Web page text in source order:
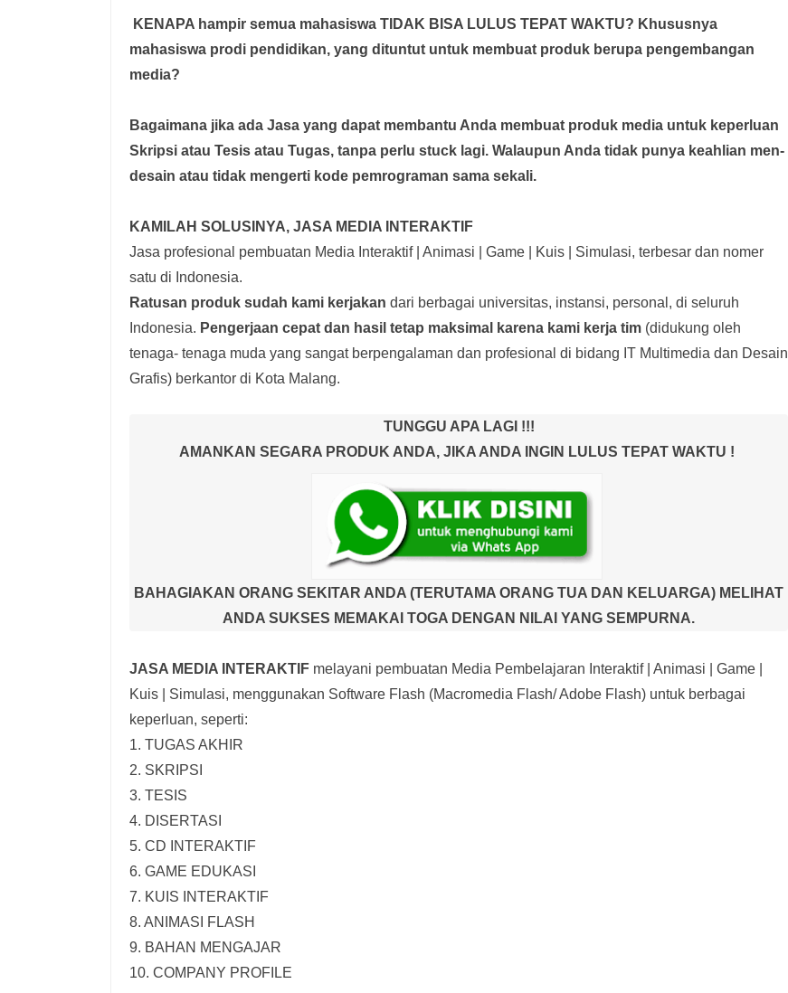
KENAPA hampir semua mahasiswa TIDAK BISA LULUS TEPAT WAKTU? Khususnya
mahasiswa prodi pendidikan, yang dituntut untuk membuat produk berupa pengembangan
media?
Bagaimana jika ada Jasa yang dapat membantu Anda membuat produk media untuk keperluan
Skripsi atau Tesis atau Tugas, tanpa perlu stuck lagi. Walaupun Anda tidak punya keahlian men-
desain atau tidak mengerti kode pemrograman sama sekali.
KAMILAH SOLUSINYA, JASA MEDIA INTERAKTIF
Jasa profesional pembuatan Media Interaktif | Animasi | Game | Kuis | Simulasi, terbesar dan nomer
satu di Indonesia.
Ratusan produk sudah kami kerjakan dari berbagai universitas, instansi, personal, di seluruh
Indonesia. Pengerjaan cepat dan hasil tetap maksimal karena kami kerja tim (didukung oleh
tenaga- tenaga muda yang sangat berpengalaman dan profesional di bidang IT Multimedia dan Desain
Grafis) berkantor di Kota Malang.
TUNGGU APA LAGI !!!
AMANKAN SEGARA PRODUK ANDA, JIKA ANDA INGIN LULUS TEPAT WAKTU !
BAHAGIAKAN ORANG SEKITAR ANDA (TERUTAMA ORANG TUA DAN KELUARGA) MELIHAT
ANDA SUKSES MEMAKAI TOGA DENGAN NILAI YANG SEMPURNA.
JASA MEDIA INTERAKTIF melayani pembuatan Media Pembelajaran Interaktif| Animasi | Game |
Kuis | Simulasi, menggunakan Software Flash (Macromedia Flash/ Adobe Flash) untuk berbagai
keperluan, seperti:
1. TUGAS AKHIR
2. SKRIPSI
3. TESIS
4. DISERTASI
5. CD INTERAKTIF
6. GAME EDUKASI
7. KUIS INTERAKTIF
8. ANIMASI FLASH
9. BAHAN MENGAJAR
10. COMPANY PROFILE